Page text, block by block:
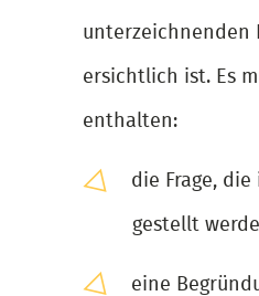
unterzeichnenden
ersichtlich ist. Es
enthalten:
die Frage,
gestellt
eine